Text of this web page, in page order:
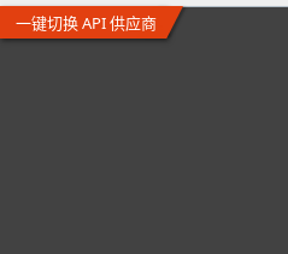
一键切换 API 供应商